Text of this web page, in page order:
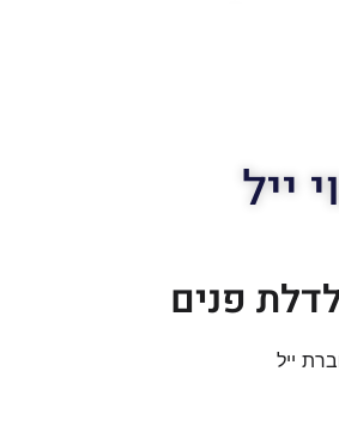
ייל
פנים
ייל